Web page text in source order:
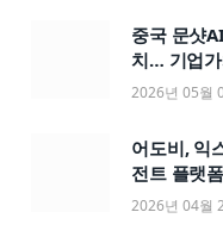
중국 문샷
치… 기업
2026년 05월
어도비, 익
전트 플랫
2026년 04월